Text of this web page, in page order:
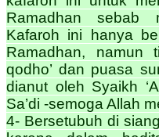
Ramadhan sebab
Kafaroh ini hanya
Ramadhan, namun
qodho’ dan puasa
dianut oleh Syaikh
Sa’di -semoga Allah
4- Bersetubuh di